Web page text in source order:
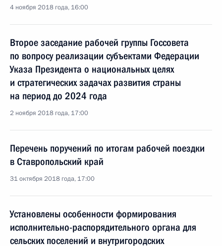
4 ноября 2018 года, 16:00
Второе заседание рабочей группы Госсовета
по вопросу реализации субъектами Федерации
Указа Президента о национальных целях
и стратегических задачах развития страны
на период до 2024 года
2 ноября 2018 года, 17:00
Перечень поручений по итогам рабочей поездки
в Ставропольский край
31 октября 2018 года, 17:00
Установлены особенности формирования
исполнительно-распорядительного органа для
сельских поселений и внутригородских